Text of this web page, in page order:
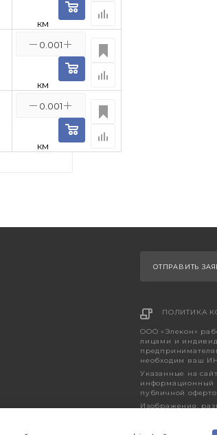
км
км
км
ОТПРАВИТЬ
ПОЛИТИКА
ООО «Элекон»
лицами и
необходим ваш
Указанные на
информационный
публичной
Изображения,
исключительно
являются точным